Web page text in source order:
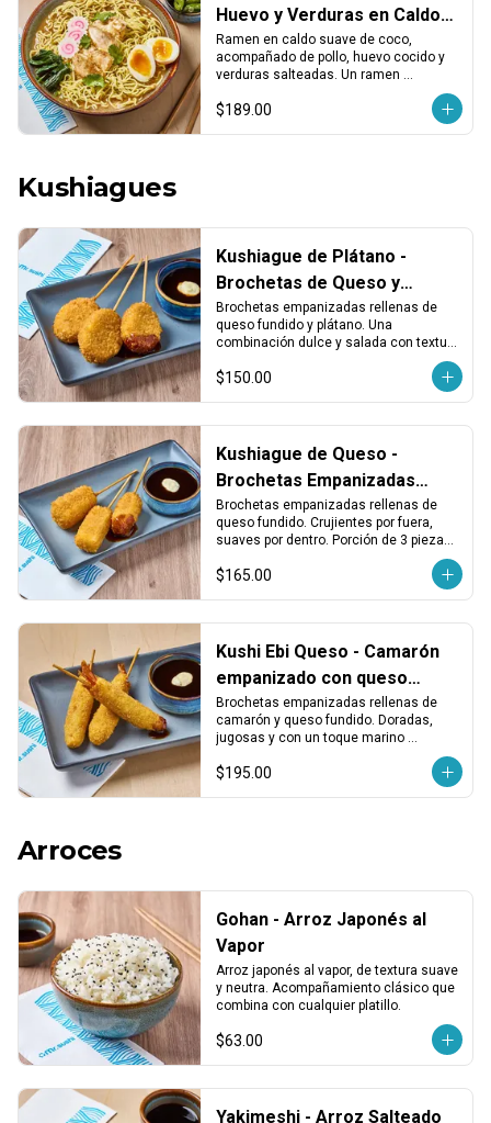
Huevo y Verduras en Caldo
de Coco
Ramen en caldo suave de coco,
acompañado de pollo, huevo cocido y
verduras salteadas. Un ramen
ligeramente dulce.
$189.00
Kushiagues
Kushiague de Plátano -
Brochetas de Queso y
Plátano Empanizado (3 pzas)
Brochetas empanizadas rellenas de
queso fundido y plátano. Una
combinación dulce y salada con textura
$150.00
Kushiague de Queso -
Brochetas Empanizadas
Rellenas de Queso Fundido
(3 pzas)
Brochetas empanizadas rellenas de
queso fundido. Crujientes por fuera,
suaves por dentro. Porción de 3 piezas,
ideales como entrada o para compartir.
$165.00
Kushi Ebi Queso - Camarón
empanizado con queso
fundido (3 pzas)
Brochetas empanizadas rellenas de
camarón y queso fundido. Doradas,
jugosas y con un toque marino
$195.00
Arroces
Gohan - Arroz Japonés al
Vapor
Arroz japonés al vapor, de textura suave
y neutra. Acompañamiento clásico que
combina con cualquier platillo.
$63.00
Yakimeshi - Arroz Salteado